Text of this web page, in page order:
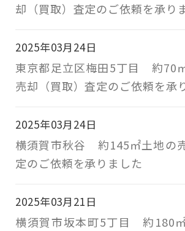
却（買取）査定のご依頼を承り
2025年03月24日
東京都足立区梅田5丁目 約70
売却（買取）査定のご依頼を承
2025年03月24日
横須賀市秋谷 約145㎡土地の
定のご依頼を承りました
2025年03月21日
横須賀市坂本町5丁目 約180